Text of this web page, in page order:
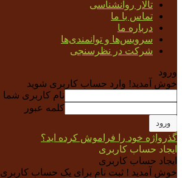
تالار روانشناسی
تماس با ما
درباره ما
سرویس‌ها و توانمندی‌ها
شرکت در نظرسنجی
ورود
خوش آمدید! وارد حساب کاربری شوید
نام کاربری شما
کلمه عبور
گذرواژه خود را فراموش کرده اید؟
ایجاد حساب کاربری
ایجاد حساب کاربری
خوش آمدید ! ثبت نام برای یک حساب کاربری